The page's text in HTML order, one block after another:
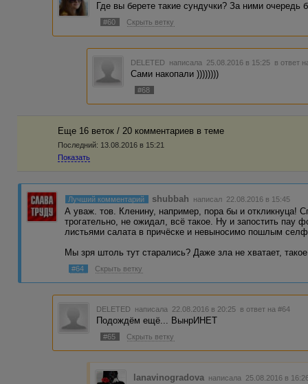
Где вы берете такие сундучки? За ними очередь
#60 Скрыть ветку
DELETED написала 25.08.2016 в 15:25 в ответ
Сами накопали ))))))))
#68
Еще 16 веток / 20 комментариев в темe
Последний: 13.08.2016 в 15:21
Показать
Лучший комментарий shubbah написал 22.08.2016 в 15:45
А уваж. тов. Кленину, например, пора бы и откликнуца!
трогательно, не ожидал, всё такое. Ну и запостить пау
листьями салата в причёске и невыносимо пошлым
Мы зря штоль тут старались? Даже зла не хватает,
#64 Скрыть ветку
DELETED написала 22.08.2016 в 20:25 в ответ на #64
Подождём ещё... ВынрИНЕТ
#65 Скрыть ветку
lanavinogradova написала 25.08.2016 в